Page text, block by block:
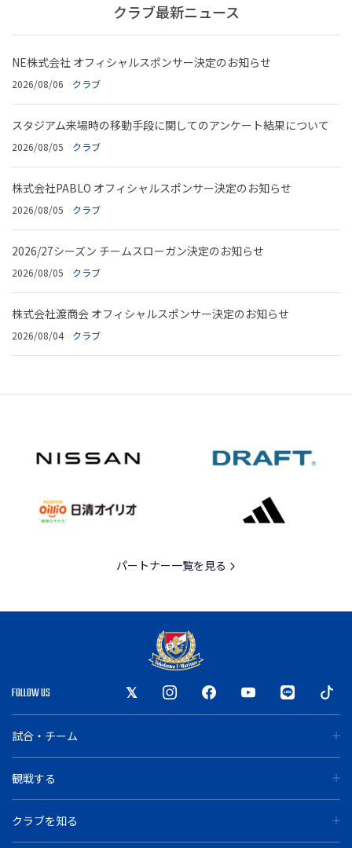
クラブ最新ニュース
NE株式会社 オフィシャルスポンサー決定のお知らせ
2026/08/06 クラブ
スタジアム来場時の移動手段に関してのアンケート結果について
2026/08/05 クラブ
株式会社PABLO オフィシャルスポンサー決定のお知らせ
2026/08/05 クラブ
2026/27シーズン チームスローガン決定のお知らせ
2026/08/05 クラブ
株式会社渡商会 オフィシャルスポンサー決定のお知らせ
2026/08/04 クラブ
パートナー一覧を見る
FOLLOW US
試合・チーム
観戦する
クラブを知る